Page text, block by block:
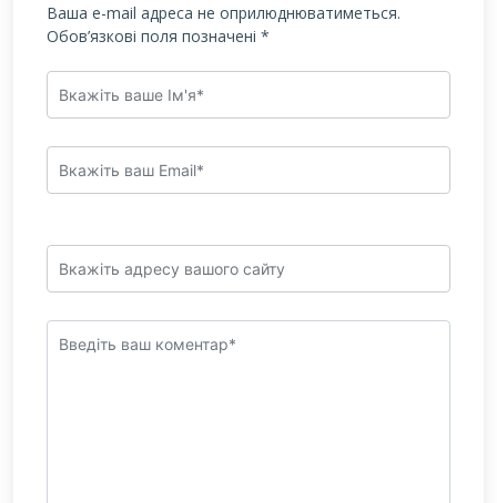
Ваша e-mail адреса не оприлюднюватиметься.
Обов’язкові поля позначені *